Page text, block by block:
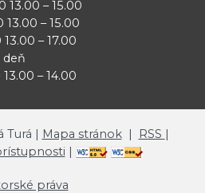
13.00 – 15.00
13.00 – 15.00
– 17.00
deň
13.00 – 14.00
Turá | Mapa stránok| RSS |
|
práva